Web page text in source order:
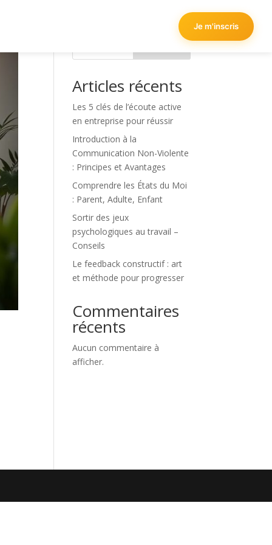
Je m'inscris
Articles récents
Les 5 clés de l’écoute active
en entreprise pour réussir
Introduction à la
Communication Non-Violente
: Principes et Avantages
Comprendre les États du Moi
: Parent, Adulte, Enfant
Sortir des jeux
psychologiques au travail –
Conseils
Le feedback constructif : art
et méthode pour progresser
Commentaires
récents
Aucun commentaire à
afficher.